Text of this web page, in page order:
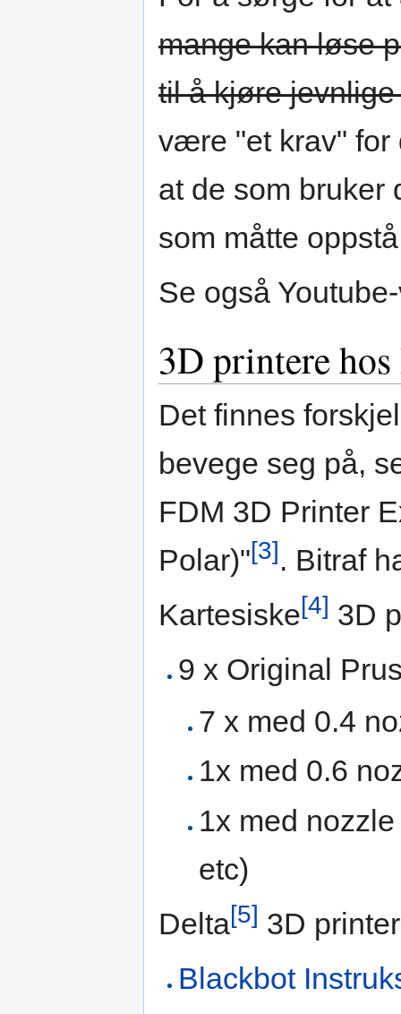
mange kan løse
til å kjøre
være "et krav" for
at de som bruker
som måtte
Se også
3D printere
Det finnes
bevege seg på,
FDM 3D Printer
Polar)"[3]. Bitraf
Kartesiske[4] 3D
9 x Original
7 x med 0.4
1x med 0.6
1x med
etc)
Delta[5] 3D
Blackbot